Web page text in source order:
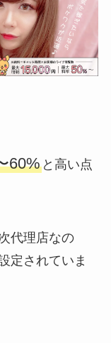
60%と高い点
代理店なの
定されていま